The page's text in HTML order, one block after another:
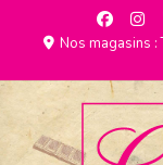
Nos magasins :